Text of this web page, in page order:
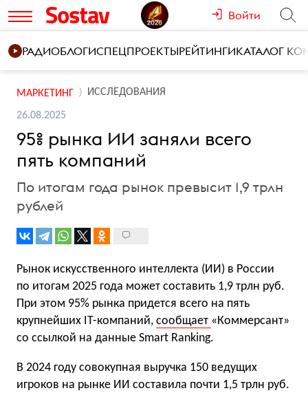
Войти
РАДИОБЛОГИСПЕЦПРОЕКТЫРЕЙТИНГИКАТАЛОГ
МАРКЕТИНГ ИССЛЕДОВАНИЯ
26.08.2025
95% рынка ИИ заняли всего
пять компаний
По итогам года рынок превысит 1,9 трлн
рублей
Рынок искусственного интеллекта (ИИ) в России
по итогам 2025 года может составить 1,9 трлн руб.
При этом 95% рынка придется всего на пять
крупнейших IT-компаний, сообщает «Коммерсант»
со ссылкой на данные Smart Ranking.
В 2024 году совокупная выручка 150 ведущих
игроков на рынке ИИ составила почти 1,5 трлн руб.